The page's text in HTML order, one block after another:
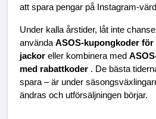
att spara pengar på Instagram-
Under kalla årstider, låt inte
använda ASOS-kupongkoder
jackor eller kombinera med
med rabattkoder . De bästa
spara – är under
ändras och utförsäljningen börjar.